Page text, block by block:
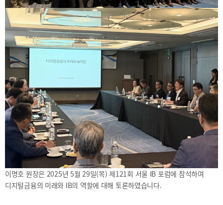
보고서
2026
2024
2023
2022
2020
이명호 원장은 2025년 5월 29일(목) 제121회 서울 IB 포럼에 참석하여
디지털금융의 미래와 IB의 역할에 대해 토론하였습니다.